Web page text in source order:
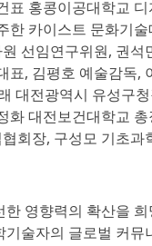
표 홍콩이공대학교
한 카이스트 문화기
선임연구위원, 권
표, 김평호 예술감독
대전광역시 유성구
화 대전보건대학교
회장, 구성모 기초
영향력의 확산을
술자의 글로벌 커뮤